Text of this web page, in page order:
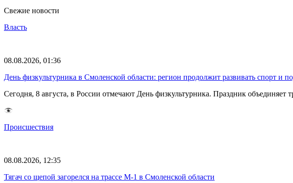
Свежие новости
Власть
08.08.2026, 01:36
День физкультурника в Смоленской области: регион продолжит развивать спорт и
Сегодня, 8 августа, в России отмечают День физкультурника. Праздник
Происшествия
08.08.2026, 12:35
Тягач со щепой загорелся на трассе М-1 в Смоленской области